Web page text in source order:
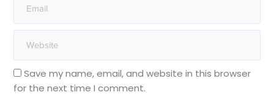
Save my name, email, and website in this browser
for the next time I comment.